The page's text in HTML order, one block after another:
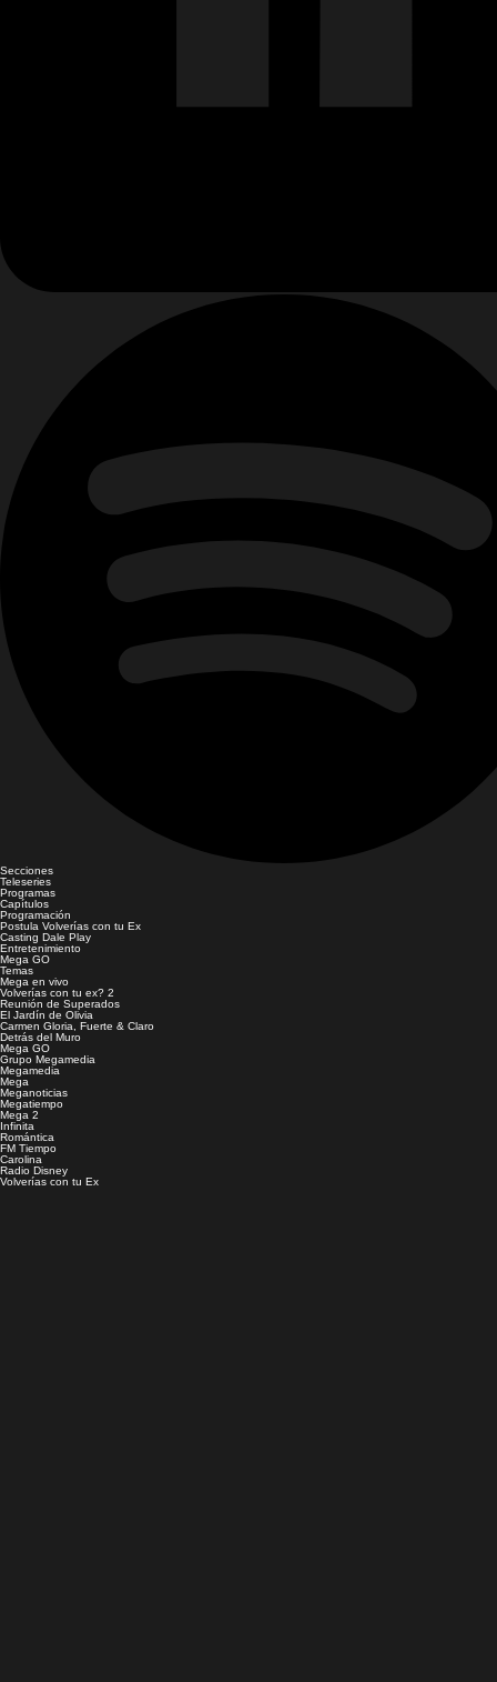
Secciones
Teleseries
Programas
Capítulos
Programación
Postula Volverías con tu Ex
Casting Dale Play
Entretenimiento
Mega GO
Temas
Mega en vivo
Volverías con tu ex? 2
Reunión de Superados
El Jardín de Olivia
Carmen Gloria, Fuerte & Claro
Detrás del Muro
Mega GO
Grupo Megamedia
Megamedia
Mega
Meganoticias
Megatiempo
Mega 2
Infinita
Romántica
FM Tiempo
Carolina
Radio Disney
Volverías con tu Ex